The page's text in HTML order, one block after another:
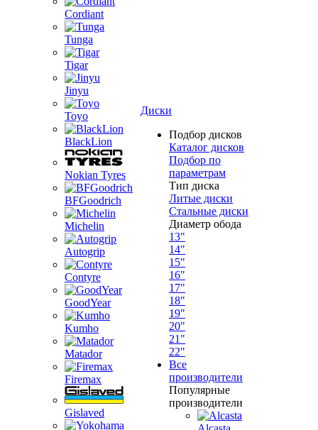
Cordiant
Tunga
Tigar
Jinyu
Toyo
BlackLion
Nokian Tyres
BFGoodrich
Michelin
Autogrip
Contyre
GoodYear
Kumho
Matador
Firemax
Gislaved
Диски
Подбор дисков
Каталог дисков
Подбор по
параметрам
Тип диска
Литые диски
Стальные диски
Диаметр обода
13"
14"
15"
16"
17"
18"
19"
20"
21"
22"
Все
производители
Популярные
производители